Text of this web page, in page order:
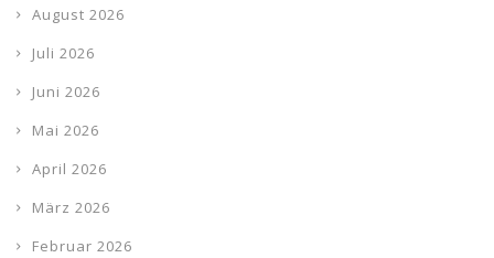
August 2026
Juli 2026
Juni 2026
Mai 2026
April 2026
März 2026
Februar 2026